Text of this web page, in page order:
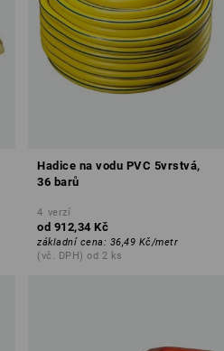
Hadice na vodu PVC 5vrstvá,
36 barů
4 verzí
od 912,34 Kč
základní cena: 36,49 Kč/metr
(vč. DPH) od 2 ks